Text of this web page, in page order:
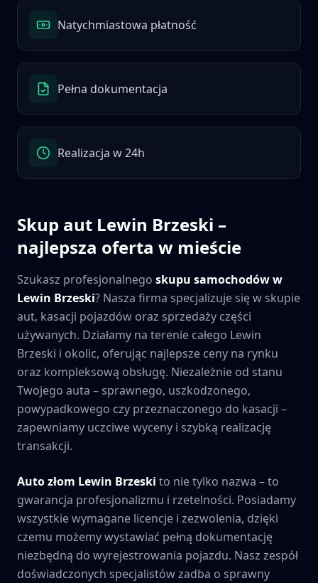
Natychmiastowa płatność
Pełna dokumentacja
Realizacja w 24h
Skup aut Lewin Brzeski –
najlepsza oferta w mieście
Szukasz profesjonalnego skupu samochodów w
Lewin Brzeski? Nasza firma specjalizuje się w skupie
aut, kasacji pojazdów oraz sprzedaży części
używanych. Działamy na terenie całego Lewin
Brzeski i okolic, oferując najlepsze ceny na rynku
oraz kompleksową obsługę. Niezależnie od stanu
Twojego auta – sprawnego, uszkodzonego,
powypadkowego czy przeznaczonego do kasacji –
zapewniamy uczciwe wyceny i szybką realizację
transakcji.
Auto złom Lewin Brzeski to nie tylko nazwa – to
gwarancja profesjonalizmu i rzetelności. Posiadamy
wszystkie wymagane licencje i zezwolenia, dzięki
czemu możemy wystawiać pełną dokumentację
niezbędną do wyrejestrowania pojazdu. Nasz zespół
doświadczonych specjalistów zadba o sprawny